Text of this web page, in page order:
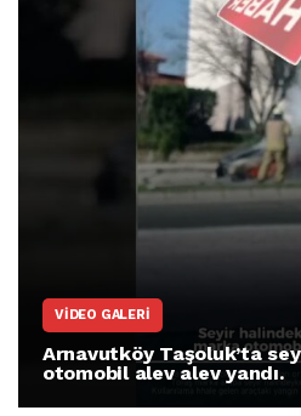
VIDEO GALERI
Arnavutköy Taşoluk’ta
otomobil alev alev yandı.